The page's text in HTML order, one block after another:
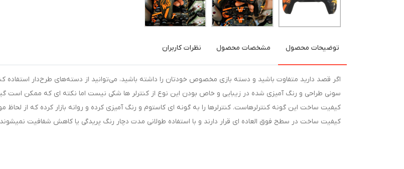
توضیحات محصول مشخصات محصول نظرات کاربران
سونی طراحی و رنگ آمیزی شده در زیبایی و خاص بودن این نوع از کنترلر ها شکی نیست اما نکته ای که ممکن است
کیفیت ساخت این گونه کنترلرهاست. کنترلرها را به گونه ای کاستوم و رنگ آمیزی کرده و روانه بازار کرده که از لحاظ
کیفیت ساخت در سطح فوق العاده ای قرار دارند و با استفاده طولانی مدت دچار رنگ پریدگی یا کاهش شفافیت